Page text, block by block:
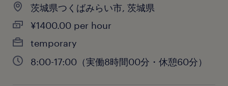
茨城県つくばみらい市, 茨城県
¥1400.00 per hour
temporary
8:00-17:00（実働8時間00分・休憩60分）